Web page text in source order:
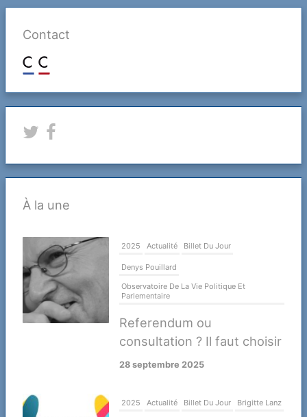
autant
des
collectivités
?
Contact
À la une
2025 Actualité Billet Du Jour
Denys Pouillard
Observatoire De La Vie Politique Et
Parlementaire
Referendum ou
consultation ? Il faut choisir
28 septembre 2025
2025 Actualité Billet Du Jour Brigitte Lanz